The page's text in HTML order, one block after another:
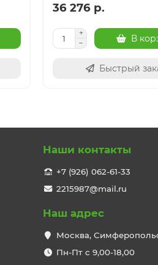
36 276 р.
В
Быстрый
Наши контакты
+7 (926) 062-61-33
2215987@mail.ru
Наш адрес
Москва,
Пн-Пт с 9,00-18,00